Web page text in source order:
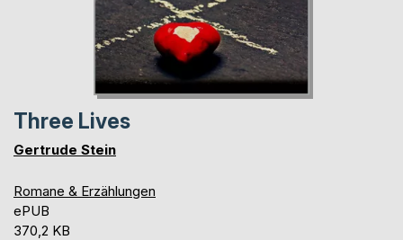
Three Lives
Gertrude Stein
Romane & Erzählungen
ePUB
370,2 KB